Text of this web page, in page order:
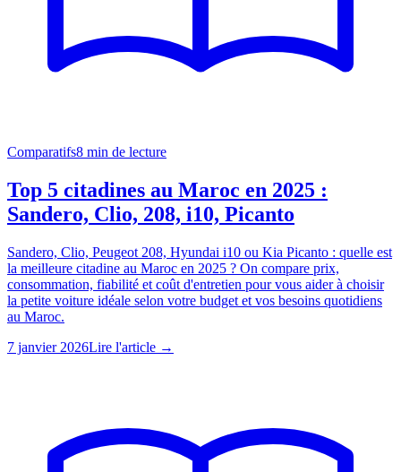
Comparatifs8 min de lecture
Top 5 citadines au Maroc en 2025 :
Sandero, Clio, 208, i10, Picanto
Sandero, Clio, Peugeot 208, Hyundai i10 ou Kia Picanto : quelle est
la meilleure citadine au Maroc en 2025 ? On compare prix,
consommation, fiabilité et coût d'entretien pour vous aider à choisir
la petite voiture idéale selon votre budget et vos besoins quotidiens
au Maroc.
7 janvier 2026Lire l'article →